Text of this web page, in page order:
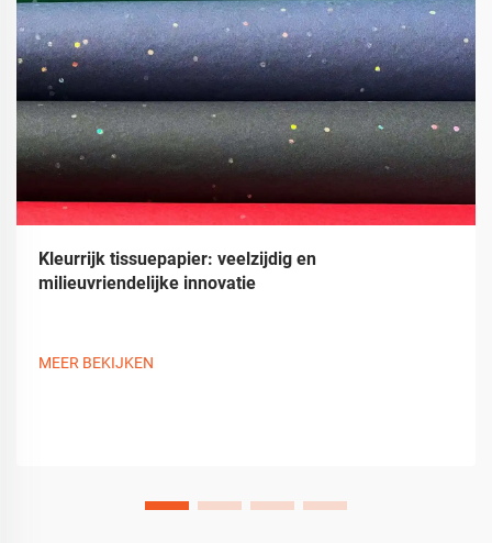
Kleurrijk tissuepapier: veelzijdig en
milieuvriendelijke innovatie
MEER BEKIJKEN